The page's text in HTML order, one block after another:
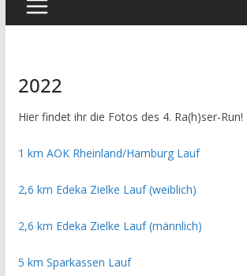
2022
Hier findet ihr die Fotos des 4. Ra(h)ser-Run!
1 km AOK Rheinland/Hamburg Lauf
2,6 km Edeka Zielke Lauf (weiblich)
2,6 km Edeka Zielke Lauf (männlich)
5 km Sparkassen Lauf